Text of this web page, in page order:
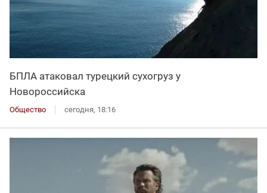
БПЛА атаковал турецкий сухогруз у
Новороссийска
Общество сегодня, 18:16